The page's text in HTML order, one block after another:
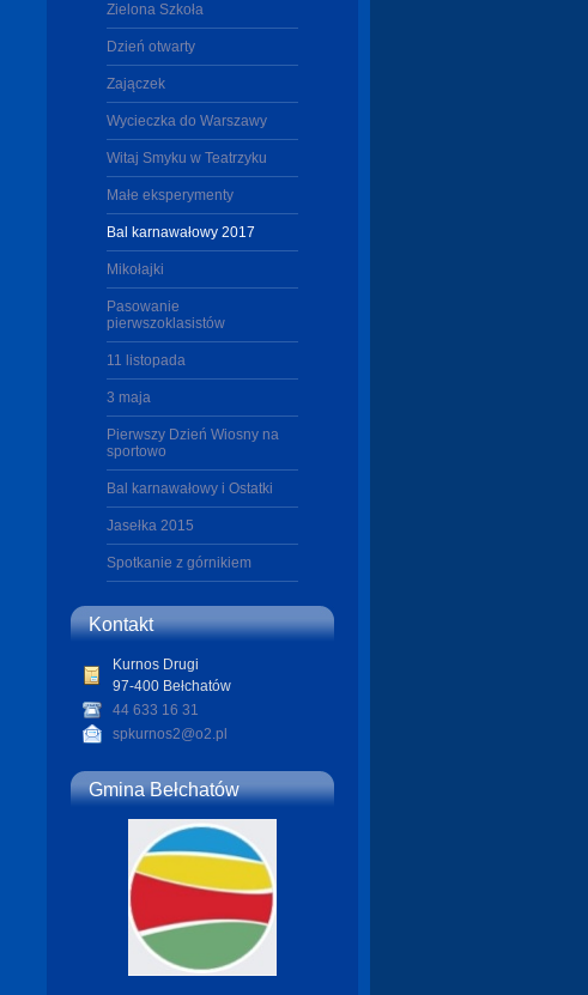
Zielona Szkoła
Dzień otwarty
Zajączek
Wycieczka do Warszawy
Witaj Smyku w Teatrzyku
Małe eksperymenty
Bal karnawałowy 2017
Mikołajki
Pasowanie
pierwszoklasistów
11 listopada
3 maja
Pierwszy Dzień Wiosny na
sportowo
Bal karnawałowy i Ostatki
Jasełka 2015
Spotkanie z górnikiem
Kontakt
Kurnos Drugi
97-400 Bełchatów
44 633 16 31
spkurnos2@o2.pl
Gmina Bełchatów